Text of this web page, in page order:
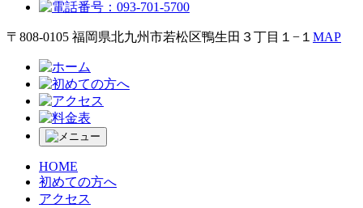
〒808-0105 福岡県北九州市若松区鴨生田３丁目１−１ MAP
HOME
初めての方へ
アクセス